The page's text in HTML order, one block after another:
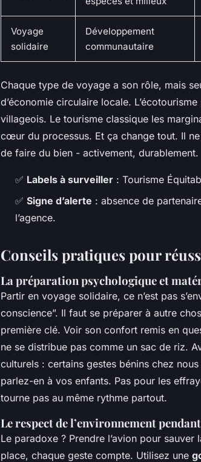
Voyage
solidaire
Développement
communautaire
Chaque type de voyage a son rôle, mais
d’économie circulaire locale.
villageois. Le tourisme classique les
cœur du processus. Et ça change tout. Il
de faire du bien - activement, durablement.
✅ Labels à surveiller : Tourisme
✅ Signe d’alerte : absence de
l’agence.
Conseils pratiques pour
La préparation psychologique et
Partir en voyage solidaire, ce n’est pas
conscience”. Il faut se préparer à autre
première clé. Voir son confort remis en
ne se distribue pas comme un sac de riz.
culturels : certains gestes bénins chez
parlez-en à vos enfants. Pas pour les
tourne pas au même rythme partout.
Le respect de l’environnement
Le paradoxe ? Prendre l’avion pour
place, chaque geste compte. Utilisez une